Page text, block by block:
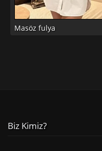
Masöz fulya
Biz Kimiz?